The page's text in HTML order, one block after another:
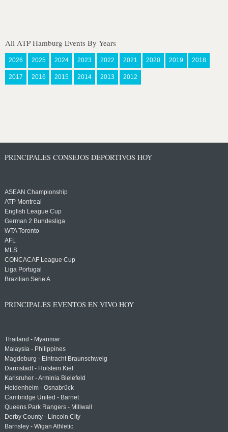
All ATP Hamburg Events By Years
2026 2025 2024 2023 2022 2021 2020 2019 2018
2017 2016 2015 2014 2013 2012
PRINCIPALES CONSEJOS DEPORTIVOS HOY
ASEAN Championship
ATP Montreal
English League Cup
German 2 Bundesliga
WTA Toronto
AFL
MLS
CONCACAF League Cup
Liga Portugal
Brazilian Serie A
PRINCIPALES EVENTOS EN VIVO HOY
Thailand - Myanmar
Malaysia - Philippines
Magdeburg - Eintracht Braunschweig
Darmstadt - Holstein Kiel
Karlsruher - Arminia Bielefeld
Heidenheim - Osnabrück
Cambridge United - Barnet
Queens Park Rangers - Millwall
Derby County - Lincoln City
Barnsley - Wigan Athletic